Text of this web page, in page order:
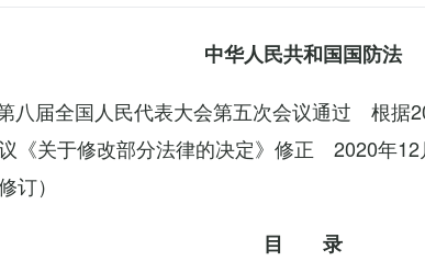
中华人民共和国国防法
八届全国人民代表大会第五次会议通过 根据
《关于修改部分法律的决定》修正 2020年
订）
目 录